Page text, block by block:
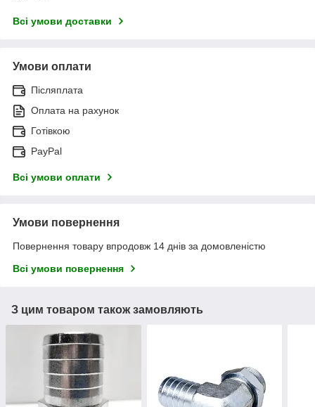
Всі умови доставки
Умови оплати
Післяплата
Оплата на рахунок
Готівкою
PayPal
Всі умови оплати
Умови повернення
Повернення товару впродовж 14 днів за домовленістю
Всі умови повернення
З цим товаром також замовляють